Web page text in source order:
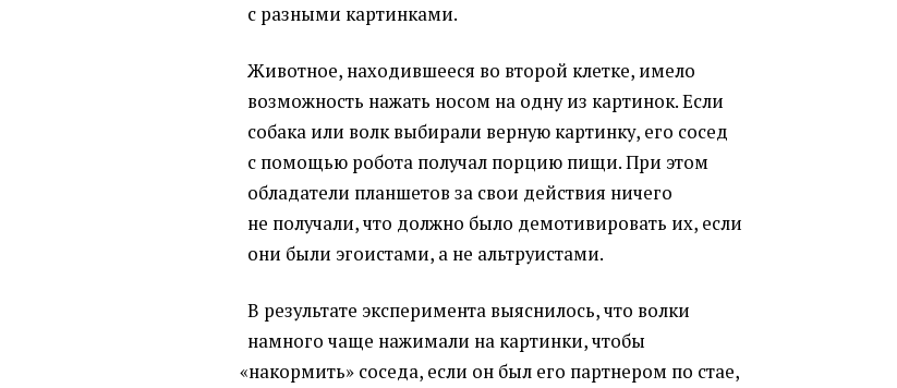
с разными картинками.
Животное, находившееся во второй клетке, имело
возможность нажать носом на одну из картинок. Если
собака или волк выбирали верную картинку, его сосед
с помощью робота получал порцию пищи. При этом
обладатели планшетов за свои действия ничего
не получали, что должно было демотивировать их, если
они были эгоистами, а не альтруистами.
В результате эксперимента выяснилось, что волки
намного чаще нажимали на картинки, чтобы
«накормить» соседа, если он был его партнером по стае,